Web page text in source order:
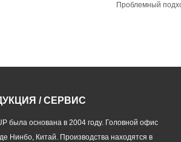
Проблемный
/ СЕРВИС
была основана в 2004 году. Головной офис
Нинбо, Китай. Производства находятся в